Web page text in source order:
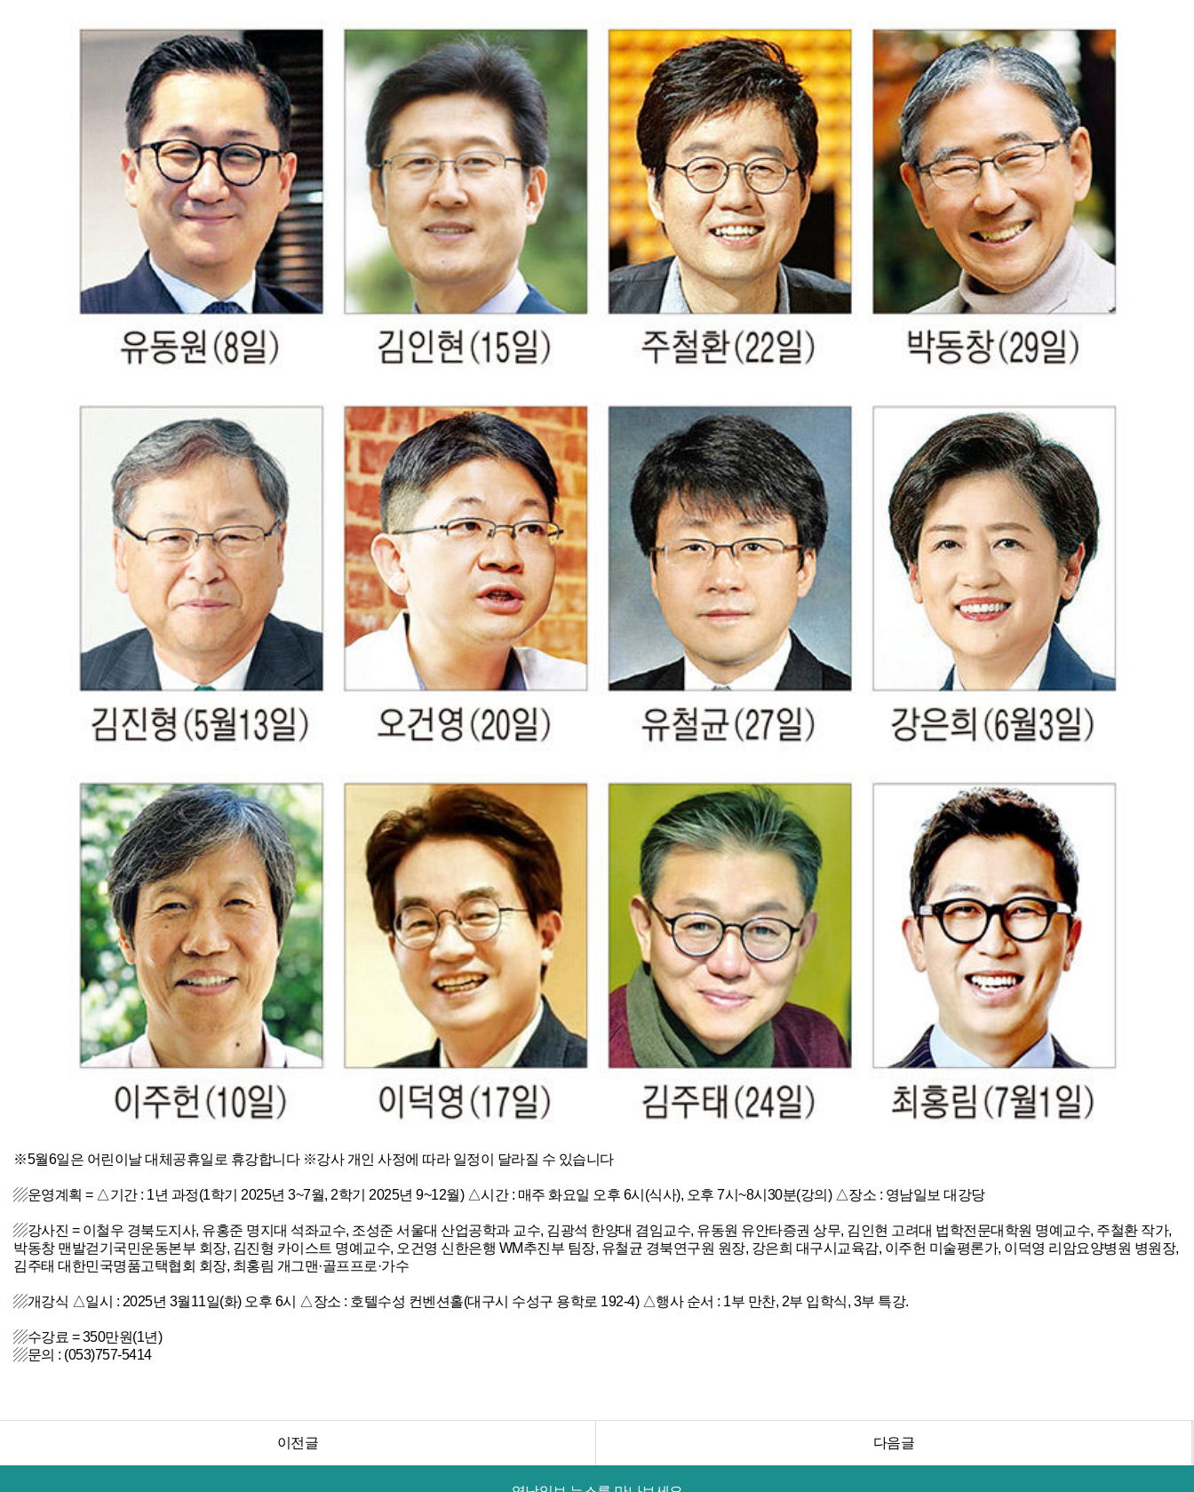
※5월6일은 어린이날 대체공휴일로 휴강합니다 ※강사 개인 사정에 따라 일정이 달라질 수 있습니다
▨운영계획 = △기간 : 1년 과정(1학기 2025년 3~7월, 2학기 2025년 9~12월) △시간 : 매주 화요일 오후 6시(식사), 오후 7시~8시30분(강의) △장소 : 영남일보 대강당
▨강사진 = 이철우 경북도지사, 유홍준 명지대 석좌교수, 조성준 서울대 산업공학과 교수, 김광석 한양대 겸임교수, 유동원 유안타증권 상무, 김인현 고려대 법학전문대학원 명예교수, 주철환 작가,
박동창 맨발걷기국민운동본부 회장, 김진형 카이스트 명예교수, 오건영 신한은행 WM추진부 팀장, 유철균 경북연구원 원장, 강은희 대구시교육감, 이주헌 미술평론가, 이덕영 리암요양병원 병원장,
김주태 대한민국명품고택협회 회장, 최홍림 개그맨·골프프로·가수
▨개강식 △일시 : 2025년 3월11일(화) 오후 6시 △장소 : 호텔수성 컨벤션홀(대구시 수성구 용학로 192-4) △행사 순서 : 1부 만찬, 2부 입학식, 3부 특강.
▨수강료 = 350만원(1년)
▨문의 : (053)757-5414
이전글 다음글